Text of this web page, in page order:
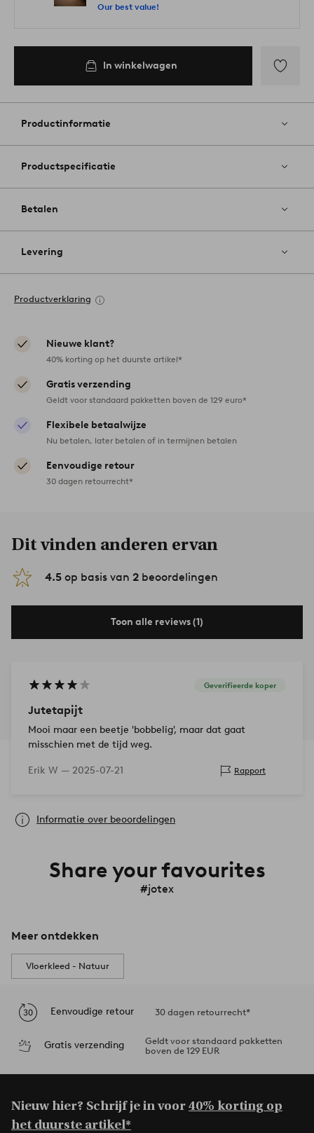
Our best value!
In winkelwagen
aan
Productinformatie
Productspecificatie
Betalen
Levering
Productverklaring
Nieuwe klant?
40% korting op het duurste artikel*
Gratis verzending
Geldt voor standaard pakketten boven de 129 euro*
Flexibele betaalwijze
Nu betalen, later betalen of in termijnen betalen
Eenvoudige retour
30 dagen retourrecht*
Dit vinden anderen ervan
4.5 op basis van 2 beoordelingen
Toon alle reviews (1)
Geverifieerde koper
Jutetapijt
Mooi maar een beetje 'bobbelig', maar dat gaat
misschien met de tijd weg.
Erik W — 2025-07-21 Rapport
Informatie over beoordelingen
Share your favourites
#jotex
Meer ontdekken
Vloerkleed - Natuur
Eenvoudige retour 30 dagen retourrecht*
Gratis verzending
Geldt voor standaard pakketten
boven de 129 EUR
Nieuw hier? Schrijf je in voor40% korting op
het duurste artikel*